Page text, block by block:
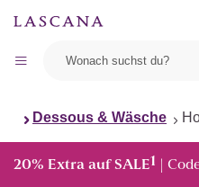
Dessous & Wäsche
20% Extra auf SALE1 |